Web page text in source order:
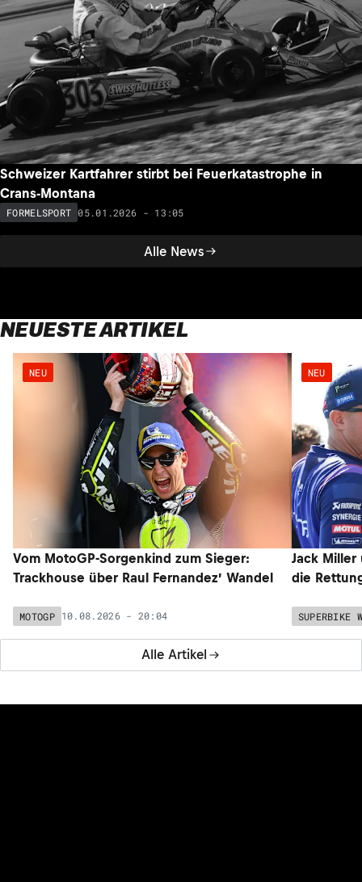
Alle News
Schweizer Kartfahrer stirbt bei Feuerkatastrophe in
Crans-Montana
FORMELSPORT 05.01.2026 - 13:05
NEUESTE ARTIKEL
Alle Artikel
NEU
Vom MotoGP-Sorgenkind zum Sieger:
Trackhouse über Raul Fernandez’ Wandel
MOTOGP 10.08.2026 - 20:04
NEU
Jack Miller
die
SUPERBIKE